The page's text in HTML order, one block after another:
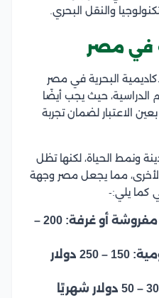
والنقل البحري.
في مصر
البحرية في مصر
الدراسية، حيث يجب أيضًا
الاعتبار لضمان تجربة
ونمط الحياة، لكنها تظل
الأخرى، مما يجعل مصر وجهة
كما يلي:-
الإيجار السكني لشقة مفروشة أو غرفة: 200 –
الطعام والوجبات اليومية: 150 – 250 دولار